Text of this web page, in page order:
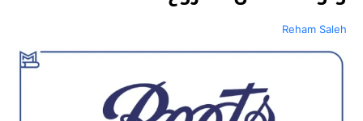
Reham Saleh